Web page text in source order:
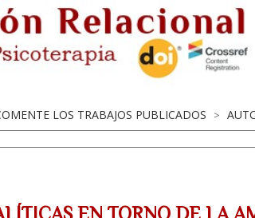
LOS TRABAJOS PUBLICADOS >
EN TORNO DE LA